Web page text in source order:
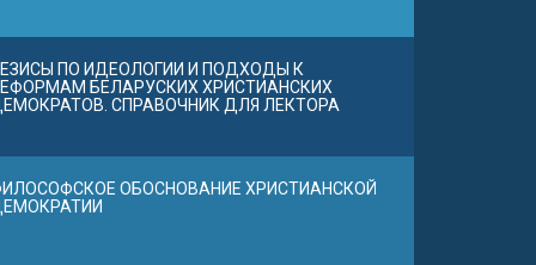
ПО ИДЕОЛОГИИ И ПОДХОДЫ К
БЕЛАРУСКИХ ХРИСТИАНСКИХ
СПРАВОЧНИК ДЛЯ ЛЕКТОРА
ОБОСНОВАНИЕ ХРИСТИАНСКОЙ